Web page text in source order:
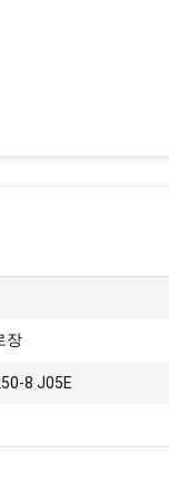
장
8 J05E